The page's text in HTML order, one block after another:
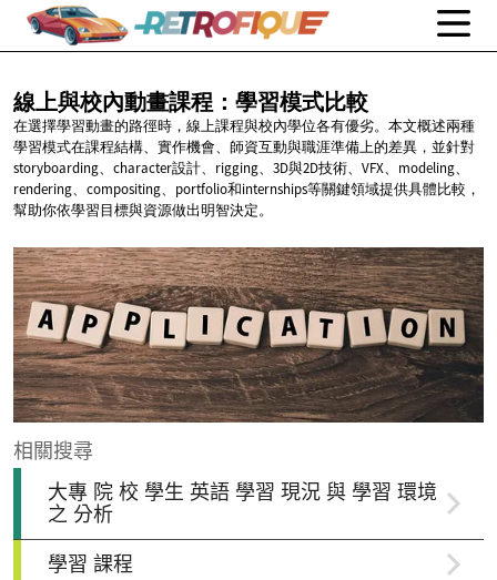
線上與校內動畫課程：學習模式比較
在選擇學習動畫的路徑時，線上課程與校內學位各有優劣。本文概述兩種
學習模式在課程結構、實作機會、師資互動與職涯準備上的差異，並針對
storyboarding、character設計、rigging、3D與2D技術、VFX、modeling、
rendering、compositing、portfolio和internships等關鍵領域提供具體比較，
幫助你依學習目標與資源做出明智決定。